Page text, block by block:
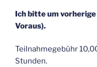
Ich bitte um vorherige
Voraus).
Teilnahmegebühr
Stunden.